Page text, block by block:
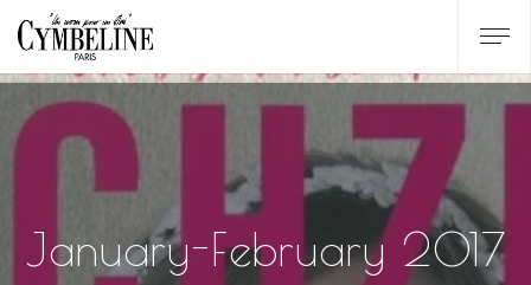
January-February 2017